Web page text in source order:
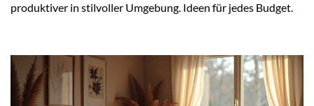
produktiver in stilvoller Umgebung. Ideen für jedes Budget.